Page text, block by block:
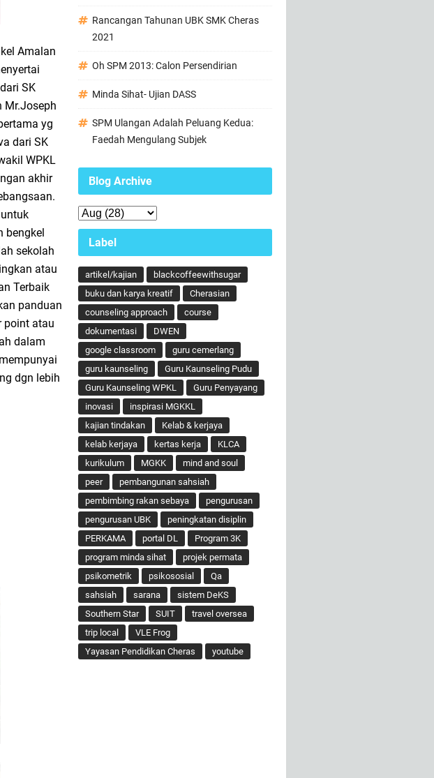
Amalan
SK
Mr.Joseph
yg
dari SK
WPKL
akhir
bengkel
sekolah
atau
Terbaik
panduan
point atau
dalam
dgn lebih
Rancangan Tahunan UBK SMK Cheras
2021
Oh SPM 2013: Calon Persendirian
Minda Sihat- Ujian DASS
SPM Ulangan Adalah Peluang Kedua:
Faedah Mengulang Subjek
Blog Archive
Label
artikel/kajian
blackcoffeewithsugar
buku dan karya kreatif
Cherasian
counseling approach
course
dokumentasi
DWEN
google classroom
guru cemerlang
guru kaunseling
Guru Kaunseling Pudu
Guru Kaunseling WPKL
Guru Penyayang
inovasi
inspirasi MGKKL
kajian tindakan
Kelab & kerjaya
kelab kerjaya
kertas kerja
KLCA
kurikulum
MGKK
mind and soul
peer
pembangunan sahsiah
pembimbing rakan sebaya
pengurusan
pengurusan UBK
peningkatan disiplin
PERKAMA
portal DL
Program 3K
program minda sihat
projek permata
psikometrik
psikososial
Qa
sahsiah
sarana
sistem DeKS
Southern Star
SUIT
travel oversea
trip local
VLE Frog
Yayasan Pendidikan Cheras
youtube